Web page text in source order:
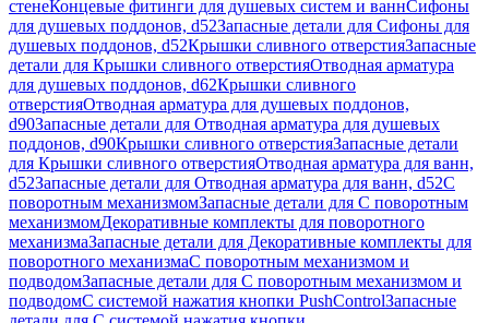
стенеКонцевые фитинги для душевых систем и ваннСифоны
для душевых поддонов, d52Запасные детали для Сифоны для
душевых поддонов, d52Крышки сливного отверстияЗапасные
детали для Крышки сливного отверстияОтводная арматура
для душевых поддонов, d62Крышки сливного
отверстияОтводная арматура для душевых поддонов,
d90Запасные детали для Отводная арматура для душевых
поддонов, d90Крышки сливного отверстияЗапасные детали
для Крышки сливного отверстияОтводная арматура для ванн,
d52Запасные детали для Отводная арматура для ванн, d52С
поворотным механизмомЗапасные детали для С поворотным
механизмомДекоративные комплекты для поворотного
механизмаЗапасные детали для Декоративные комплекты для
поворотного механизмаС поворотным механизмом и
подводомЗапасные детали для С поворотным механизмом и
подводомС системой нажатия кнопки PushControlЗапасные